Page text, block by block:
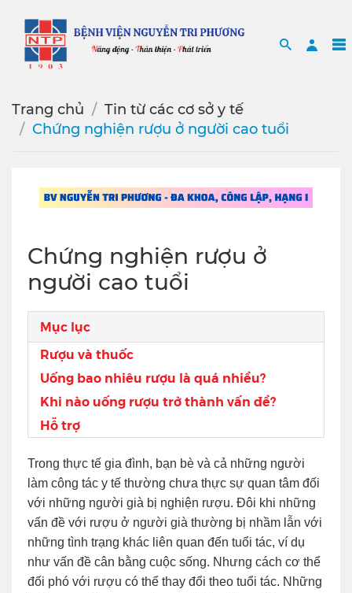
Search
Trang chủ
Tin từ các cơ sở y tế
Chứng nghiện rượu ở người cao tuổi
Chứng nghiện rượu ở
người cao tuổi
Mục lục
Rượu và thuốc
Uống bao nhiêu rượu là quá nhiều?
Khi nào uống rượu trở thành vấn đề?
Hỗ trợ
Trong thực tế gia đình, bạn bè và cả những người
làm công tác y tế thường chưa thực sự quan tâm đối
với những người già bị nghiện rượu. Đôi khi những
vấn đề với rượu ở người già thường bị nhầm lẫn với
những tình trạng khác liên quan đến tuổi tác, ví dụ
như vấn đề cân bằng cuộc sống. Nhưng cách cơ thể
đối phó với rượu có thể thay đổi theo tuổi tác. Những